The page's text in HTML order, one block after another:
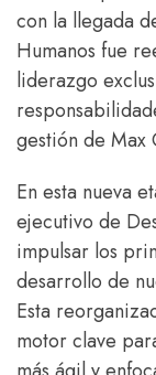
con la llegada
Humanos fue
liderazgo
gestión de Max
En esta nueva
ejecutivo de
impulsar los
desarrollo de
Esta
motor clave